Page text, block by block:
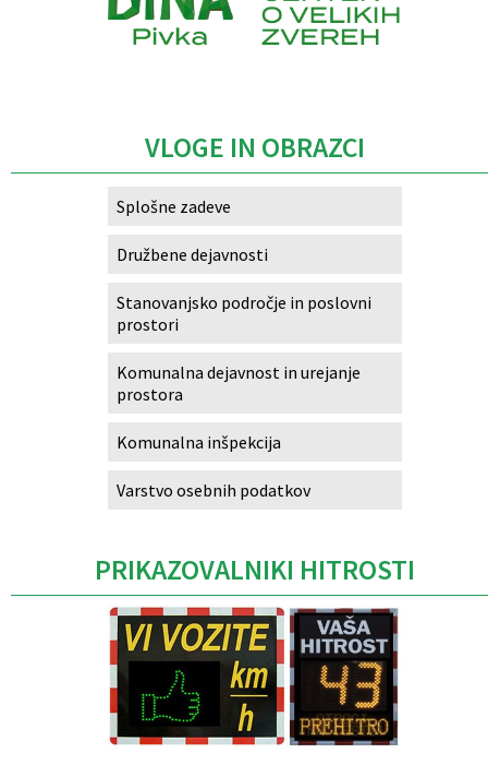
VLOGE IN OBRAZCI
Splošne zadeve
Družbene dejavnosti
Stanovanjsko področje in poslovni
prostori
Komunalna dejavnost in urejanje
prostora
Komunalna inšpekcija
Varstvo osebnih podatkov
PRIKAZOVALNIKI HITROSTI